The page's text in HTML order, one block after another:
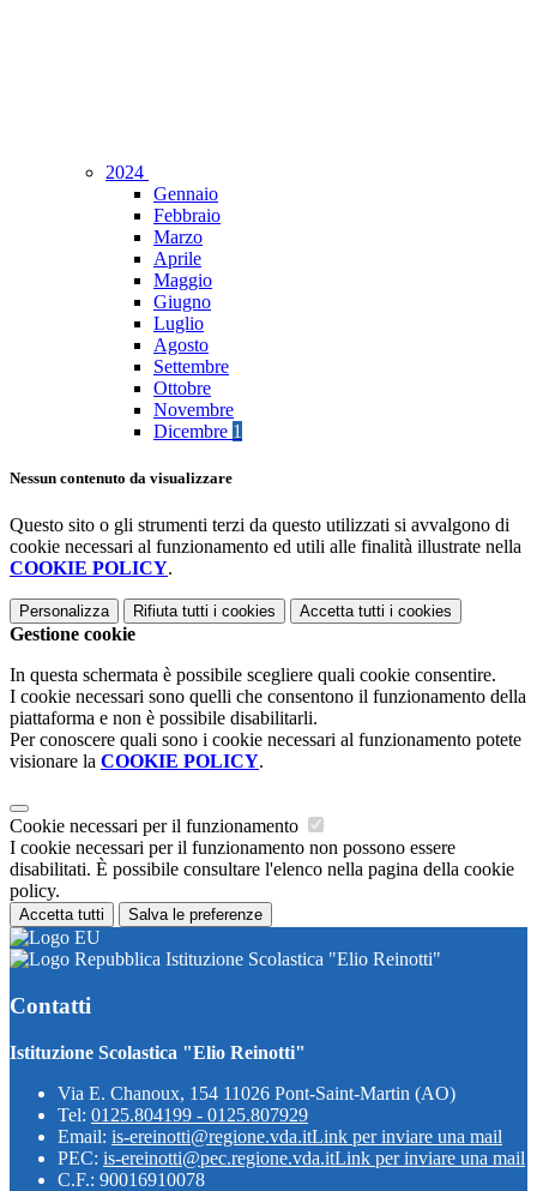
2024
Gennaio
Febbraio
Marzo
Aprile
Maggio
Giugno
Luglio
Agosto
Settembre
Ottobre
Novembre
Dicembre 1
Nessun contenuto da visualizzare
Questo sito o gli strumenti terzi da questo utilizzati si avvalgono di
cookie necessari al funzionamento ed utili alle finalità illustrate nella
COOKIE POLICY.
Personalizza Rifiuta tutti i cookies Accetta tutti i cookies
Gestione cookie
In questa schermata è possibile scegliere quali cookie consentire.
I cookie necessari sono quelli che consentono il funzionamento della
piattaforma e non è possibile disabilitarli.
Per conoscere quali sono i cookie necessari al funzionamento potete
visionare la COOKIE POLICY.
Cookie necessari per il funzionamento
I cookie necessari per il funzionamento non possono essere
disabilitati. È possibile consultare l'elenco nella pagina della cookie
policy.
Accetta tutti Salva le preferenze
Istituzione Scolastica "Elio Reinotti"
Contatti
Istituzione Scolastica "Elio Reinotti"
Via E. Chanoux, 154 11026 Pont-Saint-Martin (AO)
Tel: 0125.804199 - 0125.807929
Email: is-ereinotti@regione.vda.itLink per inviare una mail
PEC: is-ereinotti@pec.regione.vda.itLink per inviare una mail
C.F.: 90016910078